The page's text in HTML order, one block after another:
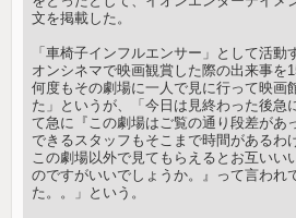
文を掲載した。
「車椅子インフルエンサー」として活動
オンシネマで映画観賞した際の出来事を
何度もその劇場に一人で見に行って映画
た」というが、「今日は見終わった後急
て急に『この劇場はご覧の通り段差があ
できるスタッフもそこまで時間があるわ
この劇場以外で見てもらえるとお互いい
のですがいいでしょうか。』って言われ
た。。」という。